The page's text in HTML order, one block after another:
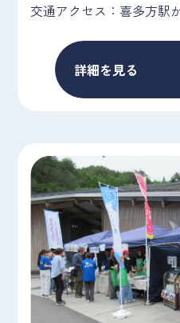
交通アクセス：喜多方駅
詳細を見る